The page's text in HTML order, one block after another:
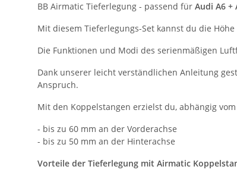
BB Airmatic Tieferlegung - passend für Audi A6 +
Mit diesem Tieferlegungs-Set kannst du die
Die Funktionen und Modi des serienmäßigen
Dank unserer leicht verständlichen Anleitung
Anspruch.
Mit den Koppelstangen erzielst du, abhängig
- bis zu 60 mm an der Vorderachse
- bis zu 50 mm an der Hinterachse
Vorteile der Tieferlegung mit Airmatic